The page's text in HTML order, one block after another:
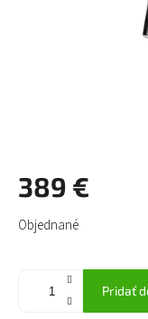
389 €
Jednotková
cena:
Objednané
Pridať